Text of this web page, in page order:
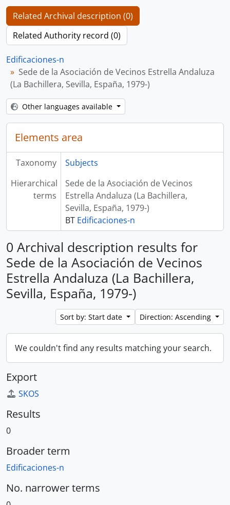
Related Archival description (0)
Related Authority record (0)
Edificaciones-n
Sede de la Asociación de Vecinos Estrella Andaluza
(La Bachillera, Sevilla, España, 1979-)
Other languages available
Elements area
Taxonomy
Subjects
Hierarchical
terms
Sede de la Asociación de Vecinos
Estrella Andaluza (La Bachillera,
Sevilla, España, 1979-)
BT Edificaciones-n
0 Archival description results for
Sede de la Asociación de Vecinos
Estrella Andaluza (La Bachillera,
Sevilla, España, 1979-)
Sort by: Start date Direction: Ascending
We couldn't find any results matching your search.
Export
SKOS
Results
0
Broader term
Edificaciones-n
No. narrower terms